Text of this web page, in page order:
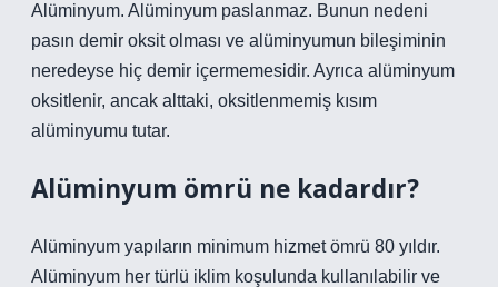
Alüminyum. Alüminyum paslanmaz. Bunun nedeni
pasın demir oksit olması ve alüminyumun bileşiminin
neredeyse hiç demir içermemesidir. Ayrıca alüminyum
oksitlenir, ancak alttaki, oksitlenmemiş kısım
alüminyumu tutar.
Alüminyum ömrü ne kadardır?
Alüminyum yapıların minimum hizmet ömrü 80 yıldır.
Alüminyum her türlü iklim koşulunda kullanılabilir ve